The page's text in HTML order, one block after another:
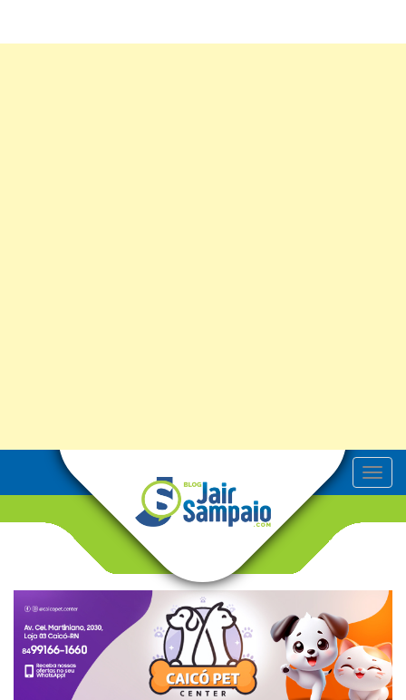
T
o
v
g
t
i
o
n